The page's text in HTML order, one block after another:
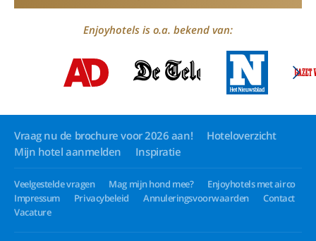
Enjoyhotels is o.a. bekend van:
Vraag nu de brochure voor 2026 aan!
Hoteloverzicht
Mijn hotel aanmelden
Inspiratie
Veelgestelde vragen Mag mijn hond mee?
Enjoyhotels met airco
Impressum
Privacybeleid Annuleringsvoorwaarden
Contact
Vacature